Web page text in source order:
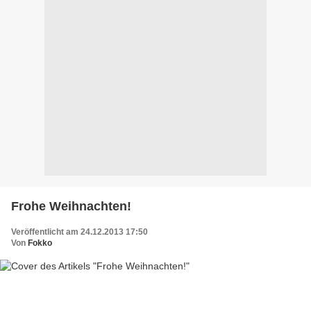
Frohe Weihnachten!
Veröffentlicht am 24.12.2013 17:50
Von Fokko